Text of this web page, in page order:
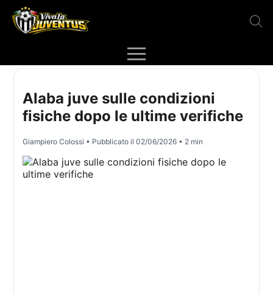
Alaba juve sulle condizioni
fisiche dopo le ultime verifiche
Giampiero Colossi • Pubblicato il02/06/2026 • 2 min